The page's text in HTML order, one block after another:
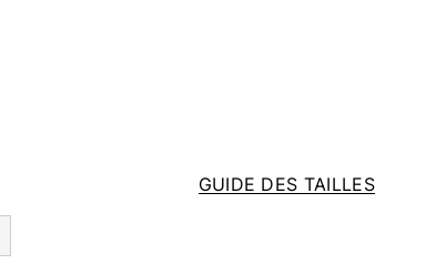
GUIDE DES TAILLES